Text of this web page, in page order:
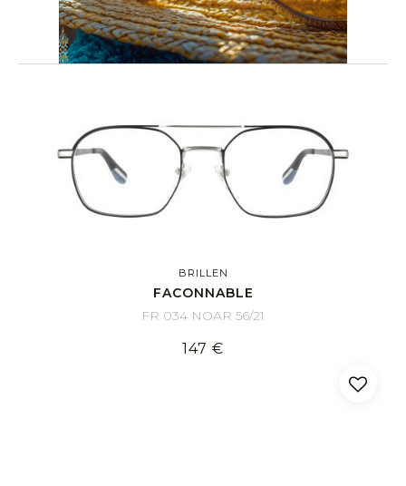
BRILLEN
FACONNABLE
FR 034 NOAR 56/21
147 €